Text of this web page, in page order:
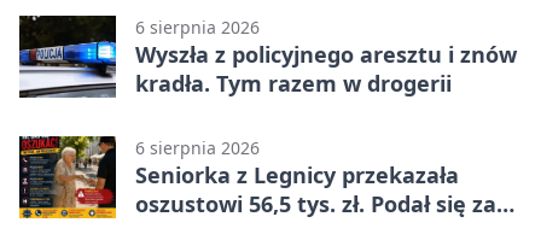
6 sierpnia 2026
Wyszła z policyjnego aresztu i znów
kradła. Tym razem w drogerii
6 sierpnia 2026
Seniorka z Legnicy przekazała
oszustowi 56,5 tys. zł. Podał się za